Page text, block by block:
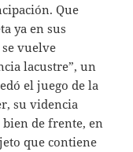
Que
ya en sus
vuelve
lacustre”, un
el juego de la
su videncia
bien de frente, en
que contiene